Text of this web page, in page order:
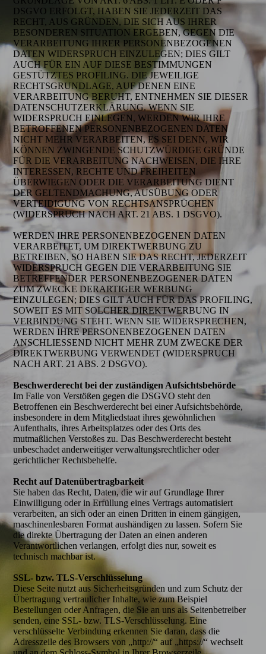
DSGVO ERFOLGT, HABEN SIE JEDERZEIT DAS
RECHT, AUS GRÜNDEN, DIE SICH AUS IHRER
BESONDEREN SITUATION ERGEBEN, GEGEN DIE
VERARBEITUNG IHRER PERSONENBEZOGENEN
DATEN WIDERSPRUCH EINZULEGEN; DIES GILT
AUCH FÜR EIN AUF DIESE BESTIMMUNGEN
GESTÜTZTES PROFILING. DIE JEWEILIGE
RECHTSGRUNDLAGE, AUF DENEN EINE
VERARBEITUNG BERUHT, ENTNEHMEN SIE DIESER
DATENSCHUTZERKLÄRUNG. WENN SIE
WIDERSPRUCH EINLEGEN, WERDEN WIR IHRE
BETROFFENEN PERSONENBEZOGENEN DATEN
NICHT MEHR VERARBEITEN, ES SEI DENN, WIR
KÖNNEN ZWINGENDE SCHUTZWÜRDIGE GRÜNDE
FÜR DIE VERARBEITUNG NACHWEISEN, DIE IHRE
INTERESSEN, RECHTE UND FREIHEITEN
ÜBERWIEGEN ODER DIE VERARBEITUNG DIENT
DER GELTENDMACHUNG, AUSÜBUNG ODER
VERTEIDIGUNG VON RECHTSANSPRÜCHEN
(WIDERSPRUCH NACH ART. 21 ABS. 1 DSGVO).
WERDEN IHRE PERSONENBEZOGENEN DATEN
VERARBEITET, UM DIREKTWERBUNG ZU
BETREIBEN, SO HABEN SIE DAS RECHT, JEDERZEIT
WIDERSPRUCH GEGEN DIE VERARBEITUNG SIE
BETREFFENDER PERSONENBEZOGENER DATEN
ZUM ZWECKE DERARTIGER WERBUNG
EINZULEGEN; DIES GILT AUCH FÜR DAS PROFILING,
SOWEIT ES MIT SOLCHER DIREKTWERBUNG IN
VERBINDUNG STEHT. WENN SIE WIDERSPRECHEN,
WERDEN IHRE PERSONENBEZOGENEN DATEN
ANSCHLIESSEND NICHT MEHR ZUM ZWECKE DER
DIREKTWERBUNG VERWENDET (WIDERSPRUCH
NACH ART. 21 ABS. 2 DSGVO).
Beschwerderecht bei der zuständigen Aufsichtsbehörde
Im Falle von Verstößen gegen die DSGVO steht den
Betroffenen ein Beschwerderecht bei einer Aufsichtsbehörde,
insbesondere in dem Mitgliedstaat ihres gewöhnlichen
Aufenthalts, ihres Arbeitsplatzes oder des Orts des
mutmaßlichen Verstoßes zu. Das Beschwerderecht besteht
unbeschadet anderweitiger verwaltungsrechtlicher oder
gerichtlicher Rechtsbehelfe.
Recht auf Datenüber­tragbarkeit
Sie haben das Recht, Daten, die wir auf Grundlage Ihrer
Einwilligung oder in Erfüllung eines Vertrags automatisiert
verarbeiten, an sich oder an einen Dritten in einem gängigen,
maschinenlesbaren Format aushändigen zu lassen. Sofern Sie
die direkte Übertragung der Daten an einen anderen
Verantwortlichen verlangen, erfolgt dies nur, soweit es
technisch machbar ist.
SSL- bzw. TLS-Verschlüsselung
Diese Seite nutzt aus Sicherheitsgründen und zum Schutz der
Übertragung vertraulicher Inhalte, wie zum Beispiel
Bestellungen oder Anfragen, die Sie an uns als Seitenbetreiber
senden, eine SSL- bzw. TLS-Verschlüsselung. Eine
verschlüsselte Verbindung erkennen Sie daran, dass die
Adresszeile des Browsers von „http://“ auf „https://“ wechselt